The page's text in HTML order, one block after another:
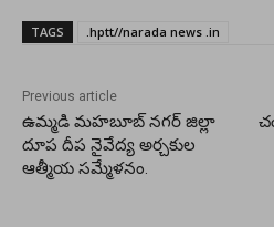
TAGS .hptt//narada news .in
Previous article
ఉమ్మడి మహబూబ్ నగర్ జిల్లా
దూప దీప నైవేద్య అర్చకుల
ఆత్మీయ సమ్మేళనం.